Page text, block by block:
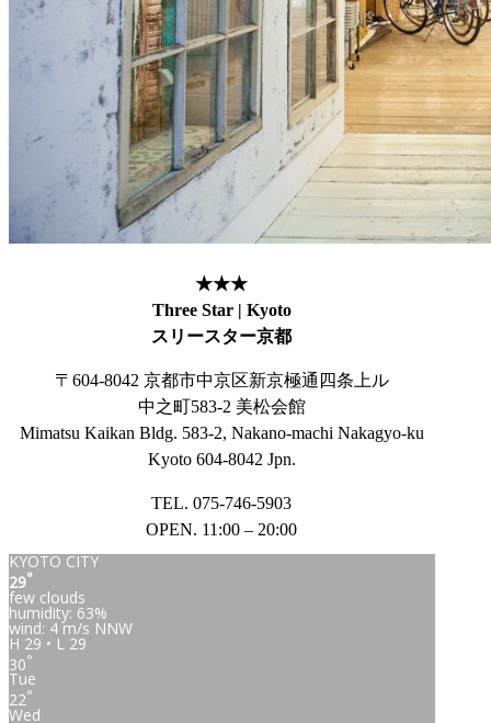
★★★
Three Star | Kyoto
スリースター京都
〒604-8042 京都市中京区新京極通四条上ル
中之町583-2 美松会館
Mimatsu Kaikan Bldg. 583-2, Nakano-machi Nakagyo-ku
Kyoto 604-8042 Jpn.
TEL. 075-746-5903
OPEN. 11:00 – 20:00
KYOTO CITY
29°
few clouds
humidity: 63%
wind: 4 m/s NNW
H 29 • L 29
30°
Tue
22°
Wed